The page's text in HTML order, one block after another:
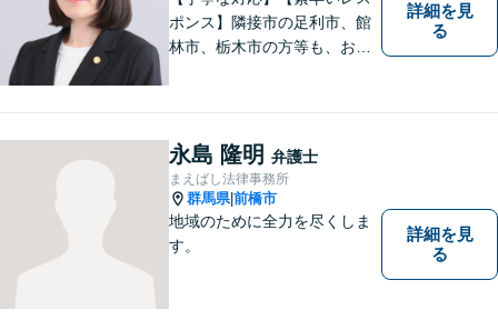
ポンス】隣接市の足利市、館
林市、栃木市の方等も、お気
験しました。不貞の慰謝料の
ご相談は、内容によって、初
回相談を無料としておりま
す。
詳細を見
る
永島 隆明 弁護士
まえばし法律事務所
群馬県|前橋市
地域のために全力を尽くしま
す。
詳細を見
る